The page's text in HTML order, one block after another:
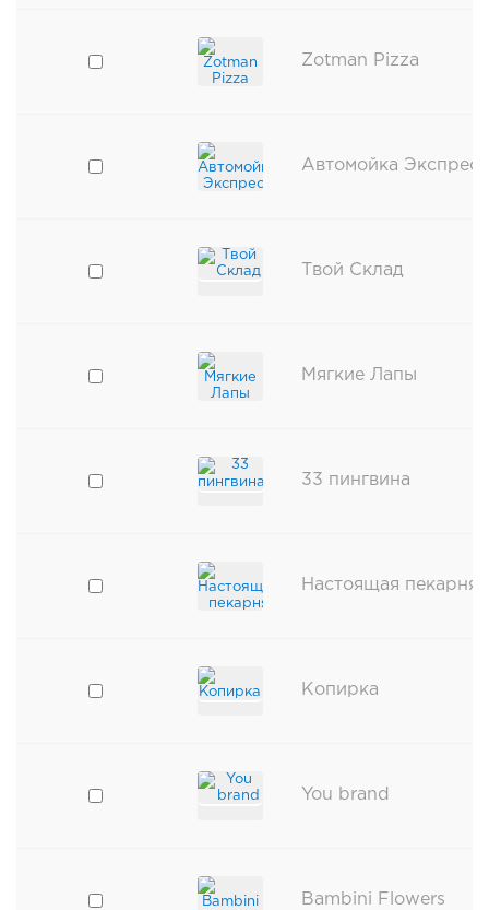
Zotman Pizza
Автомойка Экспресс
Твой Склад
Мягкие Лапы
33 пингвина
Настоящая пекарня
Копирка
You brand
Bambini Flowers